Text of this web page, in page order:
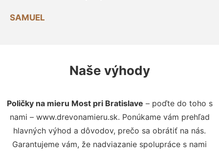
SAMUEL
Naše výhody
Poličky na mieru Most pri Bratislave – poďte do toho s
nami – www.drevonamieru.sk. Ponúkame vám prehľad
hlavných výhod a dôvodov, prečo sa obrátiť na nás.
Garantujeme vám, že nadviazanie spolupráce s nami